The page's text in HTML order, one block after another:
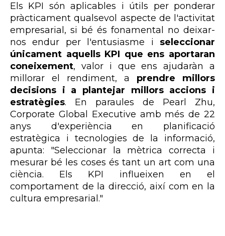
Els KPI són aplicables i útils per ponderar
pràcticament qualsevol aspecte de l'activitat
empresarial, si bé és fonamental no deixar-
nos endur per l'entusiasme i seleccionar
únicament aquells KPI que ens aportaran
coneixement, valor i que ens ajudaràn a
millorar el rendiment, a prendre millors
decisions i a plantejar millors accions i
estratègies. En paraules de Pearl Zhu,
Corporate Global Executive amb més de 22
anys d'experiència en planificació
estratègica i tecnologies de la informació,
apunta: "Seleccionar la mètrica correcta i
mesurar bé les coses és tant un art com una
ciència. Els KPI influeixen en el
comportament de la direcció, així com en la
cultura empresarial."